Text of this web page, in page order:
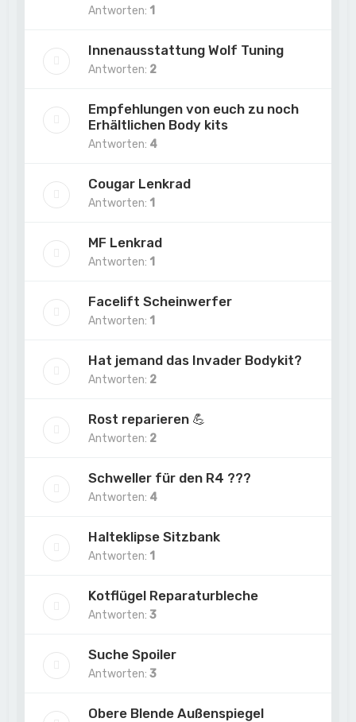
Antworten: 1
Innenausstattung Wolf Tuning
Antworten: 2
Empfehlungen von euch zu noch
Erhältlichen Body kits
Antworten: 4
Cougar Lenkrad
Antworten: 1
MF Lenkrad
Antworten: 1
Facelift Scheinwerfer
Antworten: 1
Hat jemand das Invader Bodykit?
Antworten: 2
Rost reparieren 💪
Antworten: 2
Schweller für den R4 ???
Antworten: 4
Halteklipse Sitzbank
Antworten: 1
Kotflügel Reparaturbleche
Antworten:3
Suche Spoiler
Antworten:3
Obere Blende Außenspiegel